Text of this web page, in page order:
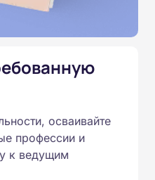
по всем
N 534 в
стандартами
образования.
о
осваивайте
профессии и
к ведущим